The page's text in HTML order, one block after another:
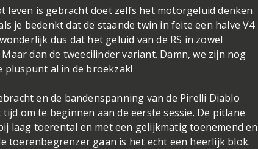
leven is gebracht doet zelfs het motorgeluid denken
je bedenkt dat de staande twin in feite een halve V4
dus dat het geluid van de RS in zowel
dan de tweecilinder variant. Damn, we zijn nog
pluspunt al in de broekzak!
en de bandenspanning van de Pirelli Diablo
om te beginnen aan de eerste sessie. De pitlane
laag toerental en met een gelijkmatig toenemend en
toerenbegrenzer gaan is het echt een heerlijk blok.